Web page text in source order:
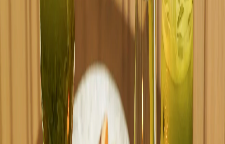
Descendre la rue de Belleville puis la rue Saint-Maur sur 600
The taiwanais d\'altitude
Oolong Ali Shan, Dong Ding, the noir Sun Moon Lake. Infusion a
la commande.